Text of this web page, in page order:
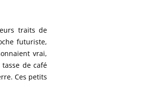
traits de
futuriste,
vrai,
de café
Ces petits